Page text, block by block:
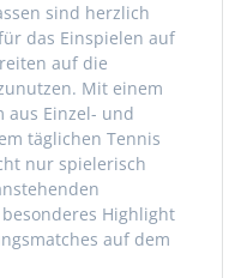
sind herzlich
das Einspielen auf
auf die
Mit einem
aus Einzel- und
täglichen Tennis
nur spielerisch
Highlight
auf dem